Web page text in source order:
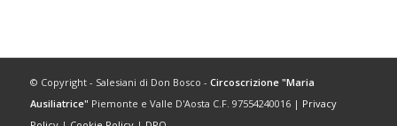
© Copyright - Salesiani di Don Bosco - Circoscrizione "Maria
Ausiliatrice" Piemonte e Valle D'Aosta C.F. 97554240016 | Privacy